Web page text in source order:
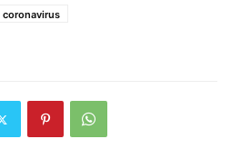
coronavirus